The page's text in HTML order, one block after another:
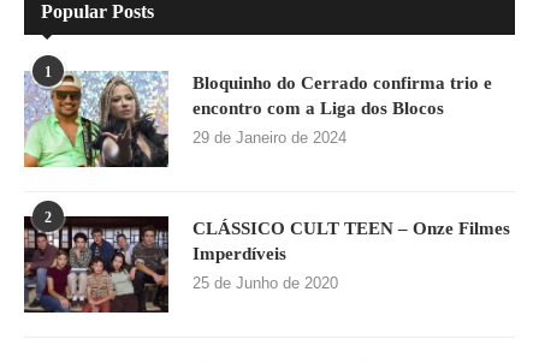
Popular Posts
1
Bloquinho do Cerrado confirma trio e
encontro com a Liga dos Blocos
29 de Janeiro de 2024
2
CLÁSSICO CULT TEEN – Onze Filmes
Imperdíveis
25 de Junho de 2020